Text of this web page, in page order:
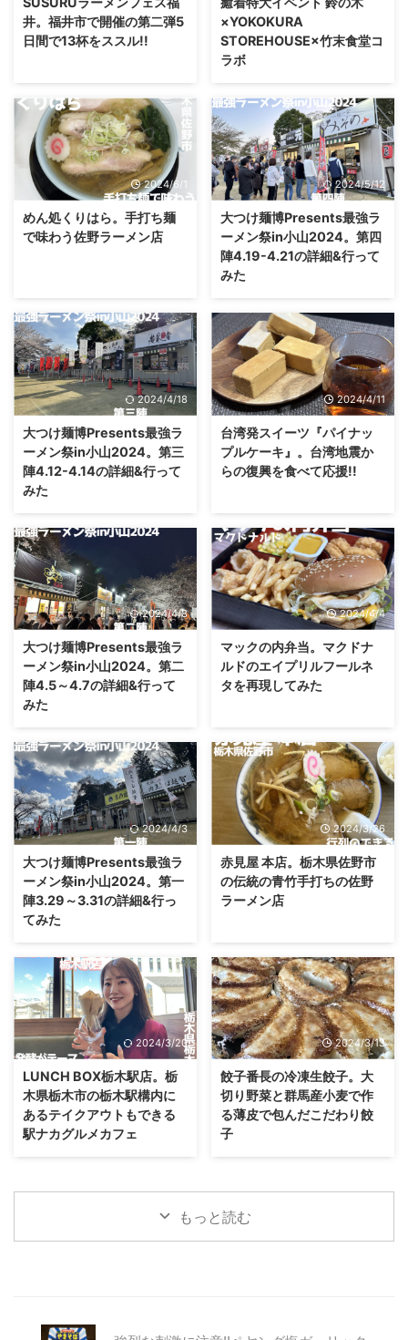
井。福井市で開催の第二弾5
日間で13杯をススル!!
×YOKOKURA
STOREHOUSE×竹末食堂コ
ラボ
2024/6/1
めん処くりはら。手打ち麺
で味わう佐野ラーメン店
2024/5/12
大つけ麺博Presents最強ラ
ーメン祭in小山2024。第四
陣4.19-4.21の詳細&行って
みた
2024/4/18
大つけ麺博Presents最強ラ
ーメン祭in小山2024。第三
陣4.12-4.14の詳細&行って
みた
2024/4/11
台湾発スイーツ『パイナッ
プルケーキ』。台湾地震か
らの復興を食べて応援!!
2024/4/8
大つけ麺博Presents最強ラ
ーメン祭in小山2024。第二
陣4.5～4.7の詳細&行って
みた
2024/4/4
マックの内弁当。マクドナ
ルドのエイプリルフールネ
タを再現してみた
2024/4/3
大つけ麺博Presents最強ラ
ーメン祭in小山2024。第一
陣3.29～3.31の詳細&行っ
てみた
2024/3/26
赤見屋 本店。栃木県佐野市
の伝統の青竹手打ちの佐野
ラーメン店
2024/3/20
LUNCH BOX栃木駅店。栃
木県栃木市の栃木駅構内に
あるテイクアウトもできる
駅ナカグルメカフェ
2024/3/13
餃子番長の冷凍生餃子。大
切り野菜と群馬産小麦で作
る薄皮で包んだこだわり餃
子
もっと読む